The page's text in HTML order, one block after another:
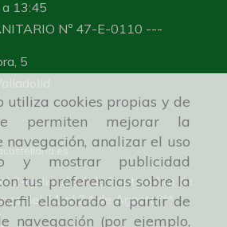
utiliza cookies propias y de
permiten mejorar la
navegación, analizar el uso
mostrar publicidad
tus preferencias sobre la
elaborado a partir de
navegación (por ejemplo,
13:45
Nº 47-E-0110 ---
5
24 julio al 14 de Septiembre de
del 11 al 24 de Agosto***